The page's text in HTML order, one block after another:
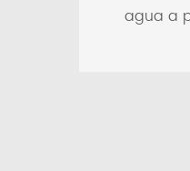
agua a